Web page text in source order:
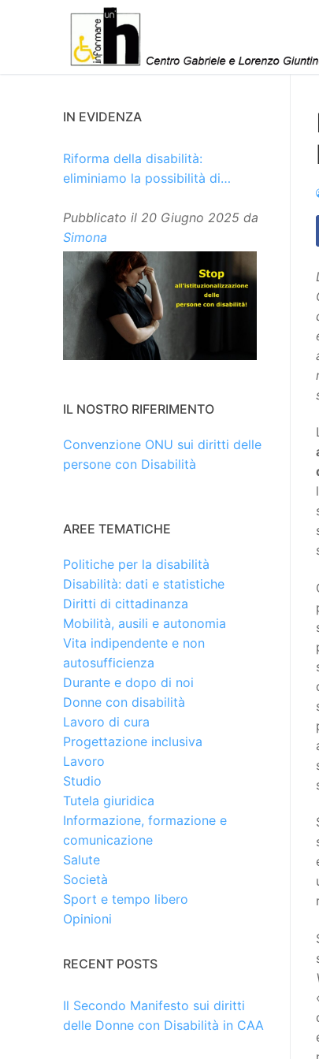
IN EVIDENZA
Riforma della disabilità:
eliminiamo la possibilità di
Pubblicato il 20 Giugno 2025 da
Simona
IL NOSTRO RIFERIMENTO
Convenzione ONU sui diritti delle
persone con Disabilità
AREE TEMATICHE
Politiche per la disabilità
Disabilità: dati e statistiche
Diritti di cittadinanza
Mobilità, ausili e autonomia
Vita indipendente e non
autosufficienza
Durante e dopo di noi
Donne con disabilità
Lavoro di cura
Progettazione inclusiva
Lavoro
Studio
Tutela giuridica
Informazione, formazione e
comunicazione
Salute
Società
Sport e tempo libero
Opinioni
RECENT POSTS
Il Secondo Manifesto sui diritti
delle Donne con Disabilità in CAA